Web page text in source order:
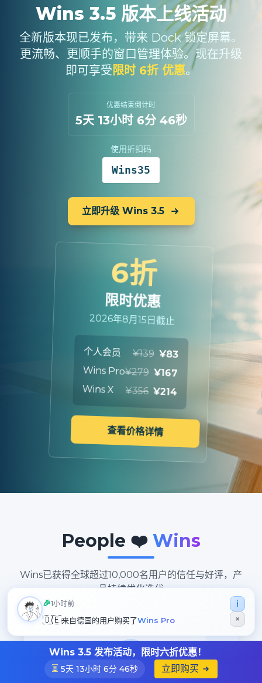
🎉1小时前
🇩🇪来自德国的用户购买了Wins Pro
ℹ️
×
Wins 3.5 发布活动，限时六折优惠！
⏳ 5天 13小时 6分 44秒 立即购买
Wins 3.5 版本上线活动
全新版本现已发布，带来 Dock 锁定屏幕。
更流畅、更顺手的窗口管理体验。现在升级
即可享受 限时 6折 优惠。
优惠结束倒计时
5天 13小时 6分 44秒
使用折扣码
Wins35
立即升级 Wins 3.5
6折
限时优惠
2026年8月15日截止
个人会员 ¥139 ¥83
Wins Pro¥279 ¥167
Wins X ¥356 ¥214
查看价格详情
People ❤️ Wins
Wins已获得全球超过10,000名用户的信任与好评，产
品持续优化迭代